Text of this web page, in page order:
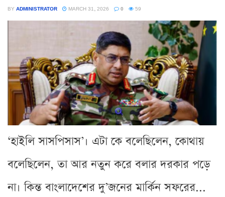
BY ADMINISTRATOR MARCH 31, 2026 0 59
‘হাইলি সাসপিসাস’। এটা কে বলেছিলেন, কোথায়
বলেছিলেন, তা আর নতুন করে বলার দরকার পড়ে
না। কিন্ত বাংলাদেশের দু’জনের মার্কিন সফরের...